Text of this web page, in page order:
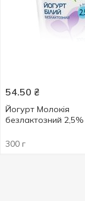
54.50 ₴
Йогурт Молокія
безлактозний
300 г